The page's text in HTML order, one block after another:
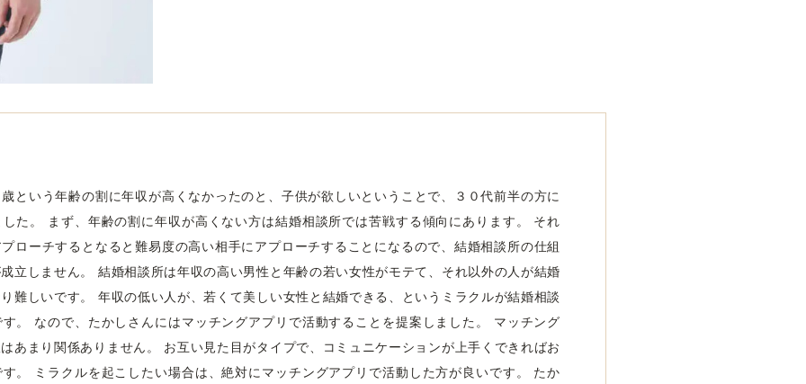
という年齢の割に年収が高くなかったのと、子供が欲しいということで、３０代前半の方に
た。 まず、年齢の割に年収が高くない方は結婚相談所では苦戦する傾向にあります。 それ
ローチするとなると難易度の高い相手にアプローチすることになるので、結婚相談所の仕組
立しません。 結婚相談所は年収の高い男性と年齢の若い女性がモテて、それ以外の人が結婚
難しいです。 年収の低い人が、若くて美しい女性と結婚できる、というミラクルが結婚相談
。 なので、たかしさんにはマッチングアプリで活動することを提案しました。 マッチング
あまり関係ありません。 お互い見た目がタイプで、コミュニケーションが上手くできればお
。 ミラクルを起こしたい場合は、絶対にマッチングアプリで活動した方が良いです。 たか